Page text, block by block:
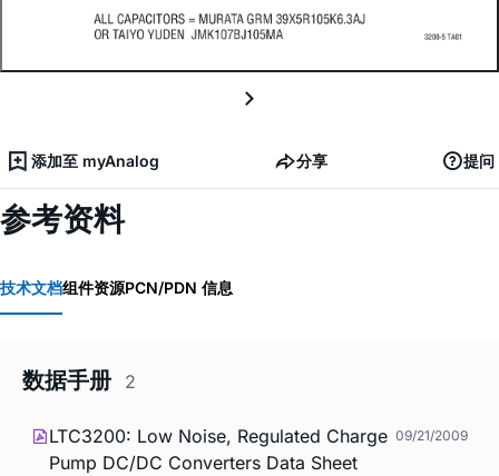
添加至 myAnalog 分享 提问
参考资料
技术文档组件资源PCN/PDN 信息
数据手册 2
LTC3200: Low Noise, Regulated Charge
Pump DC/DC Converters Data Sheet
09/21/2009